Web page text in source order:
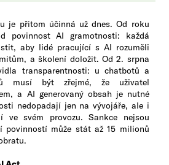
je přitom účinná už dnes. Od roku
povinnost AI gramotnosti: každá
aby lidé pracující s AI rozuměli
a školení doložit. Od 2. srpna
transparentnosti: u chatbotů a
musí být zřejmé, že uživatel
a AI generovaný obsah je nutné
nedopadají jen na vývojáře, ale i
ve svém provozu. Sankce nejsou
povinností může stát až 15 milionů